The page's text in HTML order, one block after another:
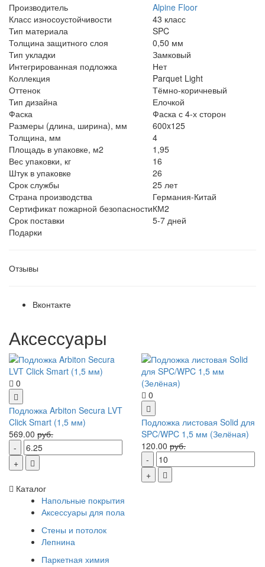
Производитель
Alpine Floor
Класс износоустойчивости
43 класс
Тип материала
SPC
Толщина защитного слоя
0,50 мм
Тип укладки
Замковый
Интегрированная подложка
Нет
Коллекция
Parquet Light
Оттенок
Тёмно-коричневый
Тип дизайна
Елочкой
Фаска
Фаска с 4-х сторон
Размеры (длина, ширина), мм
600x125
Толщина, мм
4
Площадь в упаковке, м2
1,95
Вес упаковки, кг
16
Штук в упаковке
26
Срок службы
25 лет
Страна производства
Германия-Китай
Сертификат пожарной безопасностиКМ2
Срок поставки
5-7 дней
Подарки
Отзывы
Вконтакте
Аксессуары
0
Подложка Arbiton Secura LVT
Click Smart (1,5 мм)
569.00 руб.
0
Подложка листовая Solid для
SPC/WPC 1,5 мм (Зелёная)
120.00 руб.
Каталог
Напольные покрытия
Аксессуары для пола
Стены и потолок
Лепнина
Паркетная химия